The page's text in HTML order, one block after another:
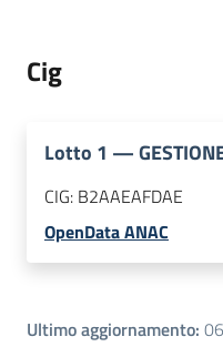
Cig
Lotto 1 —
CIG: B2AAEAFDAE
OpenData ANAC
Ultimo aggiornamento: